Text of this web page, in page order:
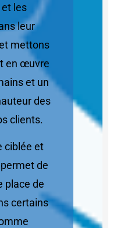
les
leur
mettons
en œuvre
et un
des
clients.
ciblée et
de
place de
certains